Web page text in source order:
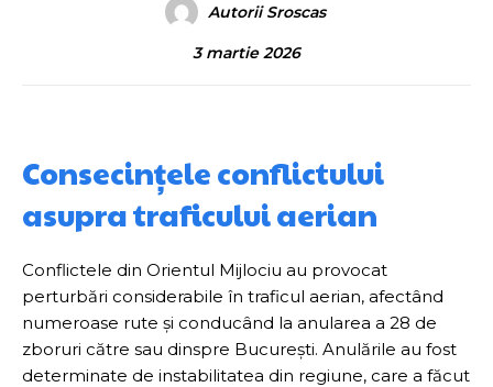
Autorii Sroscas
3 martie 2026
Consecințele conflictului
asupra traficului aerian
Conflictele din Orientul Mijlociu au provocat
perturbări considerabile în traficul aerian, afectând
numeroase rute și conducând la anularea a 28 de
zboruri către sau dinspre București. Anulările au fost
determinate de instabilitatea din regiune, care a făcut